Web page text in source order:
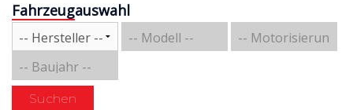
Fahrzeugauswahl
Suchen